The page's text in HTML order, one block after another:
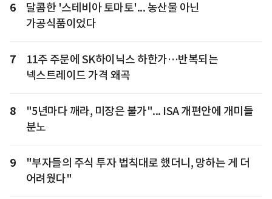
6
달콤한 '스테비아 토마토'... 농산물 아닌
가공식품이었다
7
11주 주문에 SK하이닉스 하한가…반복되는
넥스트레이드 가격 왜곡
8
"5년마다 깨라, 미장은 불가"... ISA 개편안에 개미들
분노
9
"부자들의 주식 투자 법칙대로 했더니, 망하는 게 더
어려웠다"